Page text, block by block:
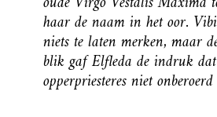
haar de naam in het oor.
niets te laten merken, maar
blik gaf Elfleda de indruk
opperpriesteres niet